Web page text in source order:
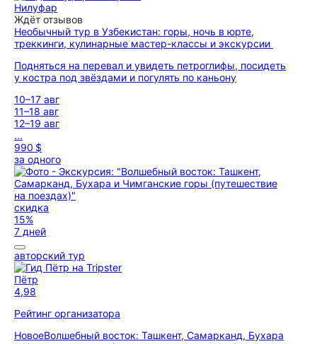
Нилуфар
Ждёт отзывов
Необычный тур в Узбекистан: горы, ночь в юрте,
треккинги, кулинарные мастер-классы и экскурсии
Подняться на перевал и увидеть петроглифы, посидеть
у костра под звёздами и погулять по каньону
10–17 авг
11–18 авг
12–19 авг
...
990 $
за одного
скидка
15%
7 дней
авторский тур
Пётр
4,98
Рейтинг организатора
НовоеВолшебный восток: Ташкент, Самарканд, Бухара